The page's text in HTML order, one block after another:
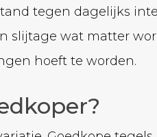
tegen dagelijks
slijtage wat matter
hoeft te worden.